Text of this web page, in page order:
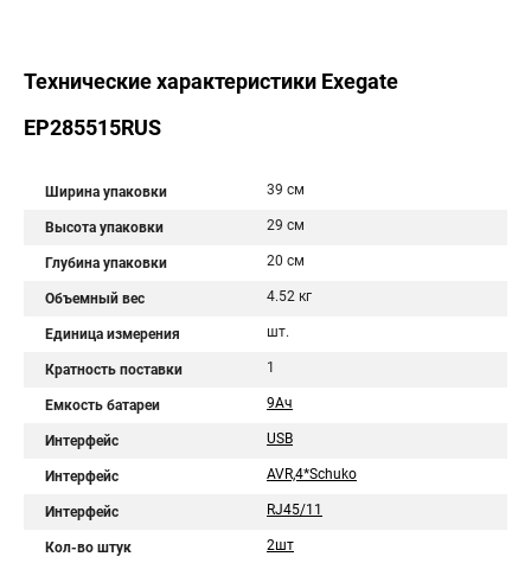
Технические характеристики Exegate
EP285515RUS
Ширина упаковки 39 см
Высота упаковки 29 см
Глубина упаковки 20 см
Объемный вес 4.52 кг
Единица измерения шт.
Кратность поставки 1
Емкость батареи 9Aч
Интерфейс USB
Интерфейс AVR,4*Schuko
Интерфейс RJ45/11
Кол-во штук 2шт